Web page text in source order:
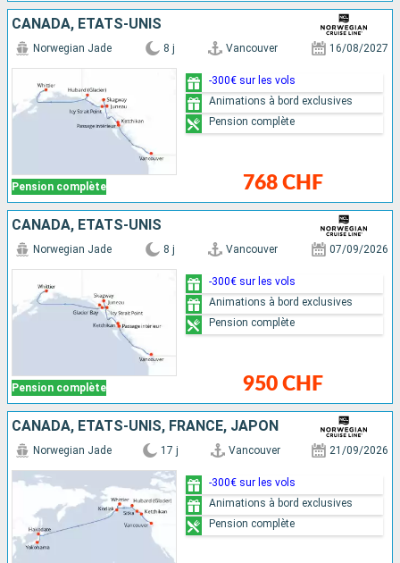
CANADA, ÉTATS-UNIS
Pension complète
Norwegian Jade 8 j Vancouver 16/08/2027
768 CHF
-300€ sur les vols
Animations à bord exclusives
Pension complète
CANADA, ÉTATS-UNIS
Pension complète
Norwegian Jade 8 j Vancouver 07/09/2026
950 CHF
-300€ sur les vols
Animations à bord exclusives
Pension complète
CANADA, ÉTATS-UNIS, FRANCE, JAPON
Norwegian Jade 17 j Vancouver 21/09/2026
-300€ sur les vols
Animations à bord exclusives
Pension complète